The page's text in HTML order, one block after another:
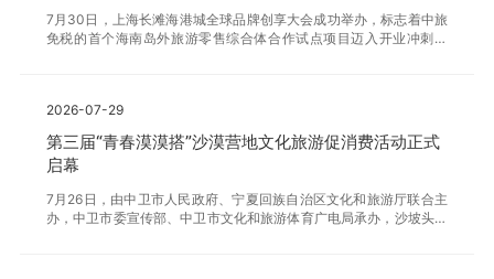
继续深化与行业头部企业的战略合作，充分吸收并运用已有开发经
验，高标准推进项目建设
7月30日，上海长滩海港城全球品牌创享大会成功举办，标志着中旅
免税的首个海南岛外旅游零售综合体合作试点项目迈入开业冲刺阶
饮娱乐、文化休闲、亲子体验等多元业态，致力打造北上海城市微度
假新地标。会上，上港集团、中旅免税、上海春竹集团三方代表表
示，将整合优势资源、强化协同运营，携手构建可持续发展的商业生
态圈。现场完成多组品牌集中签约，覆盖时尚男女装、运动休闲、潮
滩
2026-07-29
第三届“青春漠漠搭”沙漠营地文化旅游促消费活动正式
启幕
7月26日，由中卫市人民政府、宁夏回族自治区文化和旅游厅联合主
办，中卫市委宣传部、中卫市文化和旅游体育广电局承办，沙坡头旅